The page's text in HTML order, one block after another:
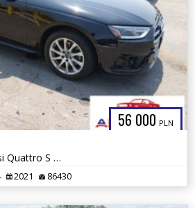
56 000 PLN
2021r., Premium 40 Tfsi Quattro S Tronic, 2L, od ubezpieczalni
2021 86430